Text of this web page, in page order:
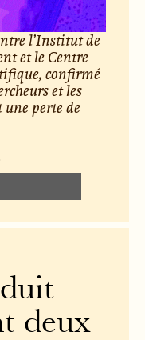
l’Institut de
et le Centre
confirmé
et les
perte de
deux